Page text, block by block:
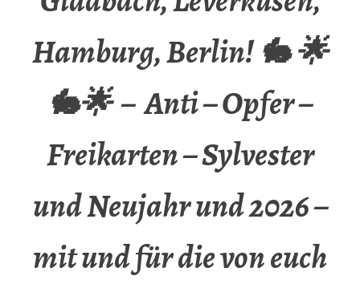
Hamburg, Berlin! 🐇 🌟
🐇🌟 – Anti – Opfer –
Freikarten – Sylvester
und Neujahr und 2026 –
mit und für die von euch